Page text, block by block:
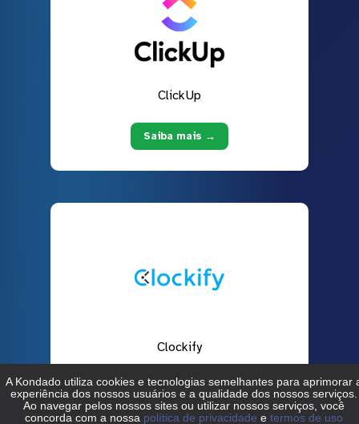
ClickUp
Saiba mais →
Clockify
Saiba mais →